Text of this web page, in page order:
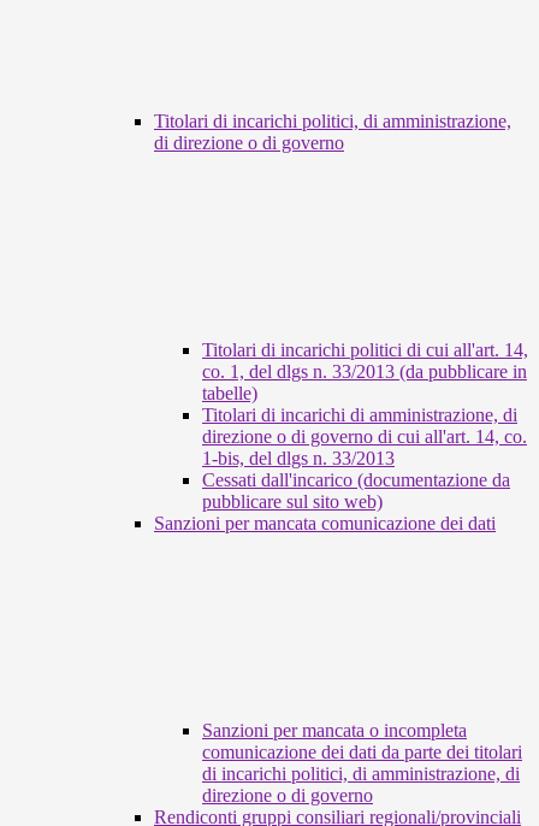
Titolari di incarichi politici, di amministrazione,
di direzione o di governo
Titolari di incarichi politici di cui all'art. 14,
co. 1, del dlgs n. 33/2013 (da pubblicare in
tabelle)
Titolari di incarichi di amministrazione, di
direzione o di governo di cui all'art. 14, co.
1-bis, del dlgs n. 33/2013
Cessati dall'incarico (documentazione da
pubblicare sul sito web)
Sanzioni per mancata comunicazione dei dati
Sanzioni per mancata o incompleta
comunicazione dei dati da parte dei titolari
di incarichi politici, di amministrazione, di
direzione o di governo
Rendiconti gruppi consiliari regionali/provinciali